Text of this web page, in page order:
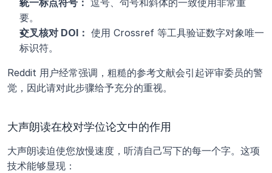
统一标点符号： 逗号、句号和斜体的一致使用非常重
要。
交叉核对 DOI： 使用 Crossref 等工具验证数字对象唯一
标识符。
Reddit 用户经常强调，粗糙的参考文献会引起评审委员的警
觉，因此请对此步骤给予充分的重视。
大声朗读在校对学位论文中的作用
大声朗读迫使您放慢速度，听清自己写下的每一个字。这项
技术能够显现：